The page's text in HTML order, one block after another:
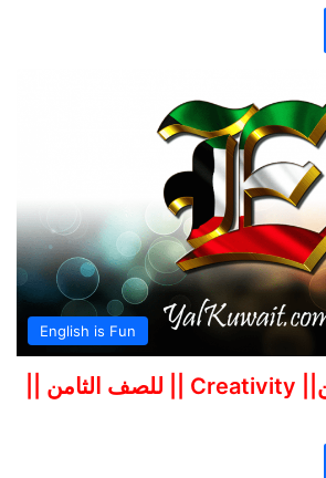
English is Fun
تقرير انجليزي عن|| Creativity || للصف الثامن ||